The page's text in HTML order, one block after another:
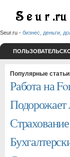
Seur.ru - бизнес, деньги,
Популярные
Работа на
Подорожает